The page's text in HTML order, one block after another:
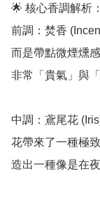
🌟 核心香調解析
前調：焚香
而是帶點微煙燻
非常「貴氣」與
中調：鳶尾花
花帶來了一種極
造出一種像是在